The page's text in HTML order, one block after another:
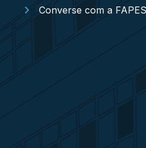
Converse com a